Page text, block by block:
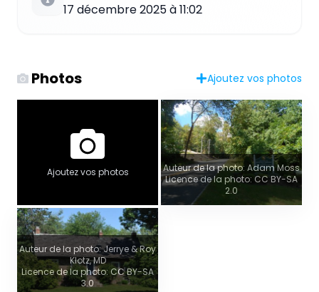
17 décembre 2025 à 11:02
Photos Ajoutez vos photos
Ajoutez vos photos
Auteur de la photo: Adam Moss
Licence de la photo: CC BY-SA
2.0
Auteur de la photo: Jerrye & Roy
Klotz, MD
Licence de la photo: CC BY-SA
3.0